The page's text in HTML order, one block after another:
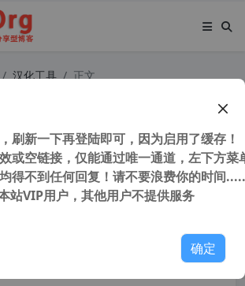
汉化工具 正文
语言家 Qt Linguist v6.7.
Qt翻译文件 qm汉化工
具
阅读
刷新一下再登陆即可，因为启用了缓存！
或空链接，仅能通过唯一通道，左下方菜
得不到任何回复！请不要浪费你的时间
站VIP用户，其他用户不提供服务
确定